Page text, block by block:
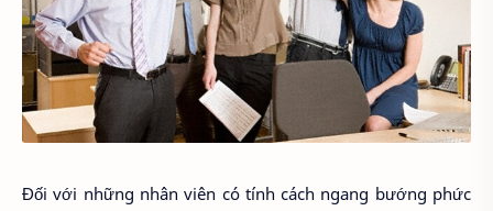
Đối với những nhân viên có tính cách ngang bướng phức